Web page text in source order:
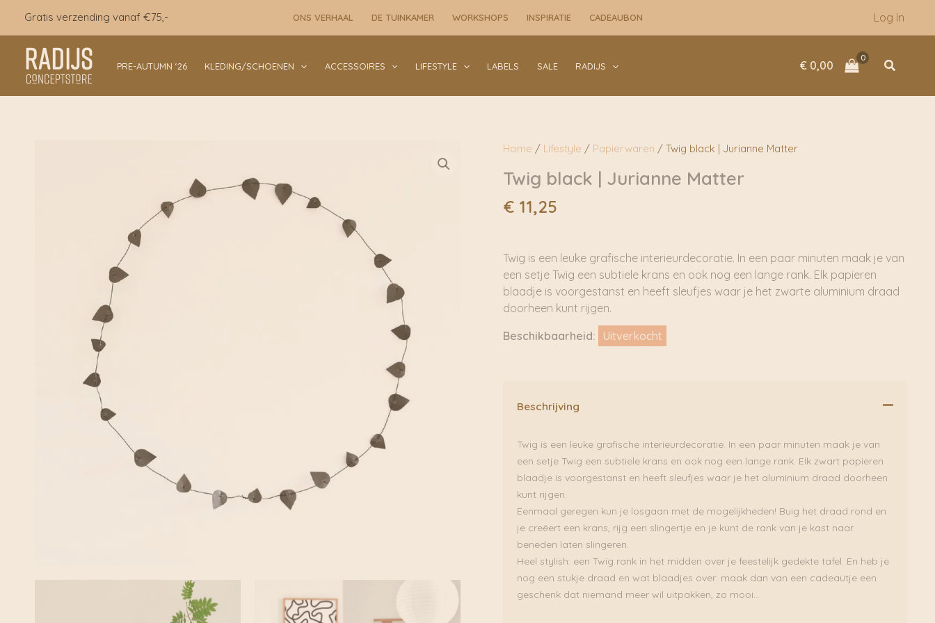
inhoud
Gratis verzending vanaf €75,- ONS VERHAAL DE TUINKAMER WORKSHOPS INSPIRATIE CADEAUBON Log In
PRE-AUTUMN ‘26 KLEDING/SCHOENEN ACCESSOIRES LIFESTYLE LABELS SALE RADIJS € 0,00 Zoeken
Home / Lifestyle / Papierwaren / Twig black | Jurianne Matter
Twig black | Jurianne Matter
€11,25
Twig is een leuke grafische interieurdecoratie. In een paar minuten maak je van
een setje Twig een subtiele krans en ook nog een lange rank. Elk papieren
blaadje is voorgestanst en heeft sleufjes waar je het zwarte aluminium draad
doorheen kunt rijgen.
Beschikbaarheid:
Uitverkocht
Beschrijving
Twig is een leuke grafische interieurdecoratie. In een paar minuten maak je van
een setje Twig een subtiele krans en ook nog een lange rank. Elk zwart papieren
blaadje is voorgestanst en heeft sleufjes waar je het aluminium draad doorheen
kunt rijgen.
Eenmaal geregen kun je losgaan met de mogelijkheden! Buig het draad rond en
je creëert een krans, rijg een slingertje en je kunt de rank van je kast naar
beneden laten slingeren.
Heel stylish: een Twig rank in het midden over je feestelijk gedekte tafel. En heb je
nog een stukje draad en wat blaadjes over: maak dan van een cadeautje een
geschenk dat niemand meer wil uitpakken, zo mooi…